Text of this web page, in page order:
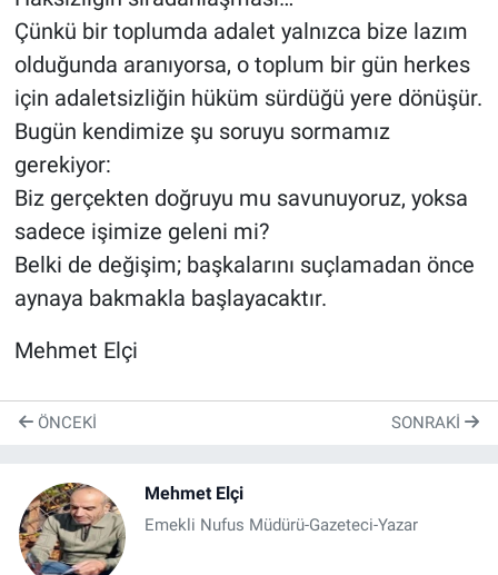
Çünkü bir toplumda adalet yalnızca bize lazım
olduğunda aranıyorsa, o toplum bir gün herkes
için adaletsizliğin hüküm sürdüğü yere dönüşür.
Bugün kendimize şu soruyu sormamız
gerekiyor:
Biz gerçekten doğruyu mu savunuyoruz, yoksa
sadece işimize geleni mi?
Belki de değişim; başkalarını suçlamadan önce
aynaya bakmakla başlayacaktır.
Mehmet Elçi
ÖNCEKI SONRAKI
Mehmet Elçi
Emekli Nufus Müdürü-Gazeteci-Yazar